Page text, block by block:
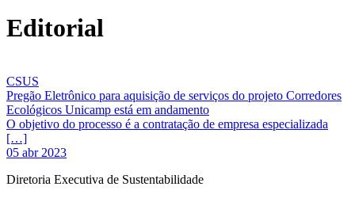
Editorial
CSUS
Pregão Eletrônico para aquisição de serviços do projeto Corredores
Ecológicos Unicamp está em andamento
O objetivo do processo é a contratação de empresa especializada
[…]
05 abr 2023
Diretoria Executiva de Sustentabilidade